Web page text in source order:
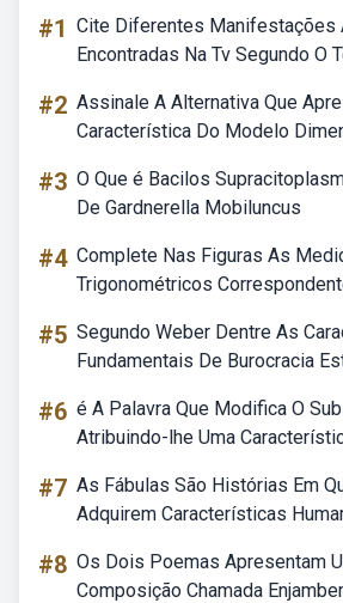
#1 Cite Diferentes Manifestações
Encontradas Na Tv Segundo O
#2 Assinale A Alternativa Que
Característica Do Modelo
#3 O Que é Bacilos
De Gardnerella Mobiluncus
#4 Complete Nas Figuras As
Trigonométricos
#5 Segundo Weber Dentre As
Fundamentais De Burocracia
#6 é A Palavra Que Modifica O
Atribuindo-lhe Uma
#7 As Fábulas São Histórias Em
Adquirem Características
#8 Os Dois Poemas Apresentam
Composição Chamada